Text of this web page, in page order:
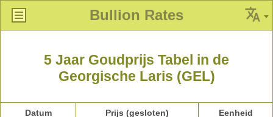
Bullion Rates
5 Jaar Goudprijs Tabel in de
Georgische Laris (GEL)
Datum Prijs (gesloten) Eenheid